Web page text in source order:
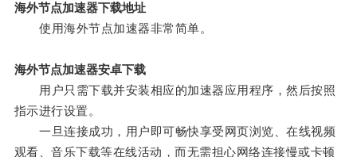
海外节点加速器下载地址
使用海外节点加速器非常简单。
海外节点加速器安卓下载
用户只需下载并安装相应的加速器应用程序，然后按照
指示进行设置。
一旦连接成功，用户即可畅快享受网页浏览、在线视频
观看、音乐下载等在线活动，而无需担心网络连接慢或卡顿